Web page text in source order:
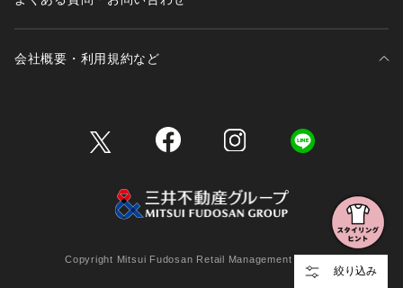
絞り込み
会社概要・利用規約など
Copyright Mitsui Fudosan Retail Management Co., Ltd.